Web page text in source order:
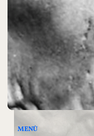
MENÙ